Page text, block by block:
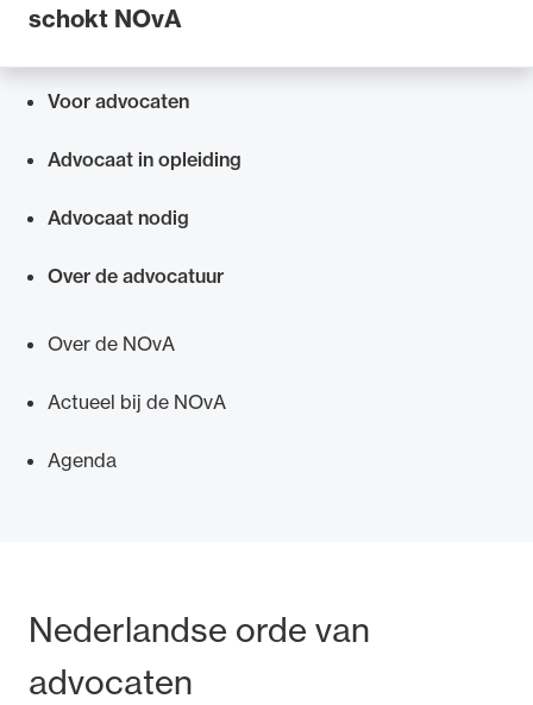
schokt NOvA
Voor advocaten
Advocaat in opleiding
Advocaat nodig
Over de advocatuur
Over de NOvA
Actueel bij de NOvA
Agenda
Bezoek- en postadres
Nederlandse orde van
advocaten